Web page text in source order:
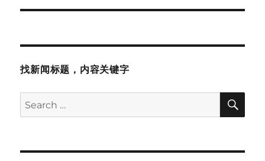
找新闻标题，内容关键字
Search
for: